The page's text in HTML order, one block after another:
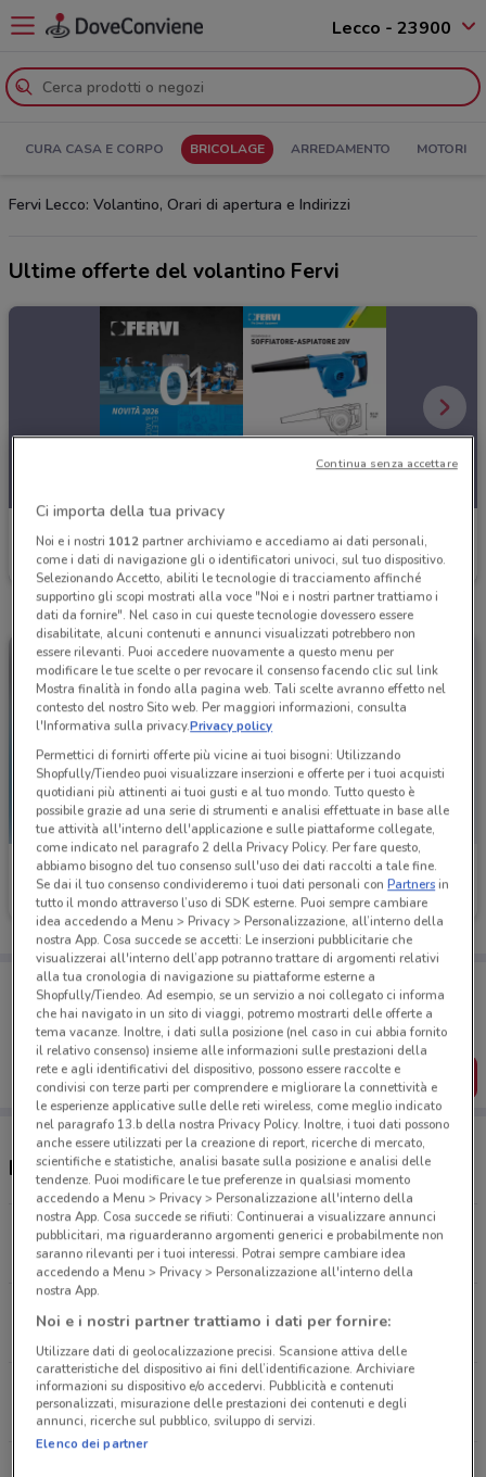
Lecco - 23900
CURA CASA E CORPO BRICOLAGE ARREDAMENTO MOTORI
Fervi Lecco: Volantino, Orari di apertura e Indirizzi
Ultime offerte del volantino Fervi
Fervi
Scade il 31/12 5.8 km
Fervi
Scade il 31/12 5.8 km
Fervi
Scade il 31/12
Porta DoveConviene sempre con te!
Puoi trovare le migliori offerte dei negozi vicino a te,
salvarle e creare la tua lista del risparmio, comodamente
dal tuo cellulare.
SCARICA L’APP
Negozi Fervi a Lecco
VIA MARTIRI N. 20/A Vercurago
5.8 km
VIA MANZONI N.26 Annone Di Brianza
7.4 km
Ci importa della tua privacy
Noi e i nostri 1012partner archiviamo e accediamo ai dati personali,
come i dati di navigazione gli o identificatori univoci, sul tuo dispositivo.
Selezionando Accetto, abiliti le tecnologie di tracciamento affinché
supportino gli scopi mostrati alla voce "Noi e i nostri partner trattiamo i
dati da fornire". Nel caso in cui queste tecnologie dovessero essere
disabilitate, alcuni contenuti e annunci visualizzati potrebbero non
essere rilevanti. Puoi accedere nuovamente a questo menu per
modificare le tue scelte o per revocare il consenso facendo clic sul link
Mostra finalità in fondo alla pagina web. Tali scelte avranno effetto nel
contesto del nostro Sito web. Per maggiori informazioni, consulta
l'Informativa sulla privacy.Privacy policy
Permettici di fornirti offerte più vicine ai tuoi bisogni: Utilizzando
Shopfully/Tiendeo puoi visualizzare inserzioni e offerte per i tuoi acquisti
quotidiani più attinenti ai tuoi gusti e al tuo mondo. Tutto questo è
possibile grazie ad una serie di strumenti e analisi effettuate in base alle
tue attività all'interno dell'applicazione e sulle piattaforme collegate,
come indicato nel paragrafo 2 della Privacy Policy. Per fare questo,
abbiamo bisogno del tuo consenso sull'uso dei dati raccolti a tale fine.
Se dai il tuo consenso condivideremo i tuoi dati personali conPartnersin
tutto il mondo attraverso l’uso di SDK esterne. Puoi sempre cambiare
idea accedendo a Menu > Privacy > Personalizzazione, all’interno della
nostra App. Cosa succede se accetti: Le inserzioni pubblicitarie che
visualizzerai all'interno dell’app potranno trattare di argomenti relativi
alla tua cronologia di navigazione su piattaforme esterne a
Shopfully/Tiendeo. Ad esempio, se un servizio a noi collegato ci informa
che hai navigato in un sito di viaggi, potremo mostrarti delle offerte a
tema vacanze. Inoltre, i dati sulla posizione (nel caso in cui abbia fornito
il relativo consenso) insieme alle informazioni sulle prestazioni della
rete e agli identificativi del dispositivo, possono essere raccolte e
condivisi con terze parti per comprendere e migliorare la connettività e
le esperienze applicative sulle delle reti wireless, come meglio indicato
nel paragrafo 13.b della nostra Privacy Policy. Inoltre, i tuoi dati possono
anche essere utilizzati per la creazione di report, ricerche di mercato,
scientifiche e statistiche, analisi basate sulla posizione e analisi delle
tendenze. Puoi modificare le tue preferenze in qualsiasi momento
accedendo a Menu > Privacy > Personalizzazione all'interno della
nostra App. Cosa succede se rifiuti: Continuerai a visualizzare annunci
pubblicitari, ma riguarderanno argomenti generici e probabilmente non
saranno rilevanti per i tuoi interessi. Potrai sempre cambiare idea
accedendo a Menu > Privacy > Personalizzazione all'interno della
nostra App.
Noi e i nostri partner trattiamo i dati per fornire:
Utilizzare dati di geolocalizzazione precisi. Scansione attiva delle
caratteristiche del dispositivo ai fini dell’identificazione. Archiviare
informazioni su dispositivo e/o accedervi. Pubblicità e contenuti
personalizzati, misurazione delle prestazioni dei contenuti e degli
annunci, ricerche sul pubblico, sviluppo di servizi.
Elenco dei partner
Continua senza accettare